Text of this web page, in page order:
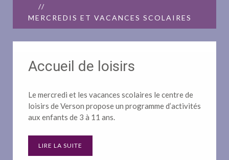
MERCREDIS ET VACANCES SCOLAIRES
Accueil de loisirs
Le mercredi et les vacances scolaires le centre de
loisirs de Verson propose un programme d’activités
aux enfants de 3 à 11 ans.
LIRE LA SUITE